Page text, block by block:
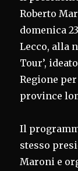
Roberto
domenica
Lecco, alla
Tour’,
Regione
province
Il
stesso
Maroni e